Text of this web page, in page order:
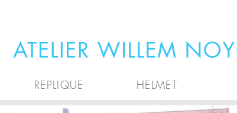
REPLIQUE HELMET